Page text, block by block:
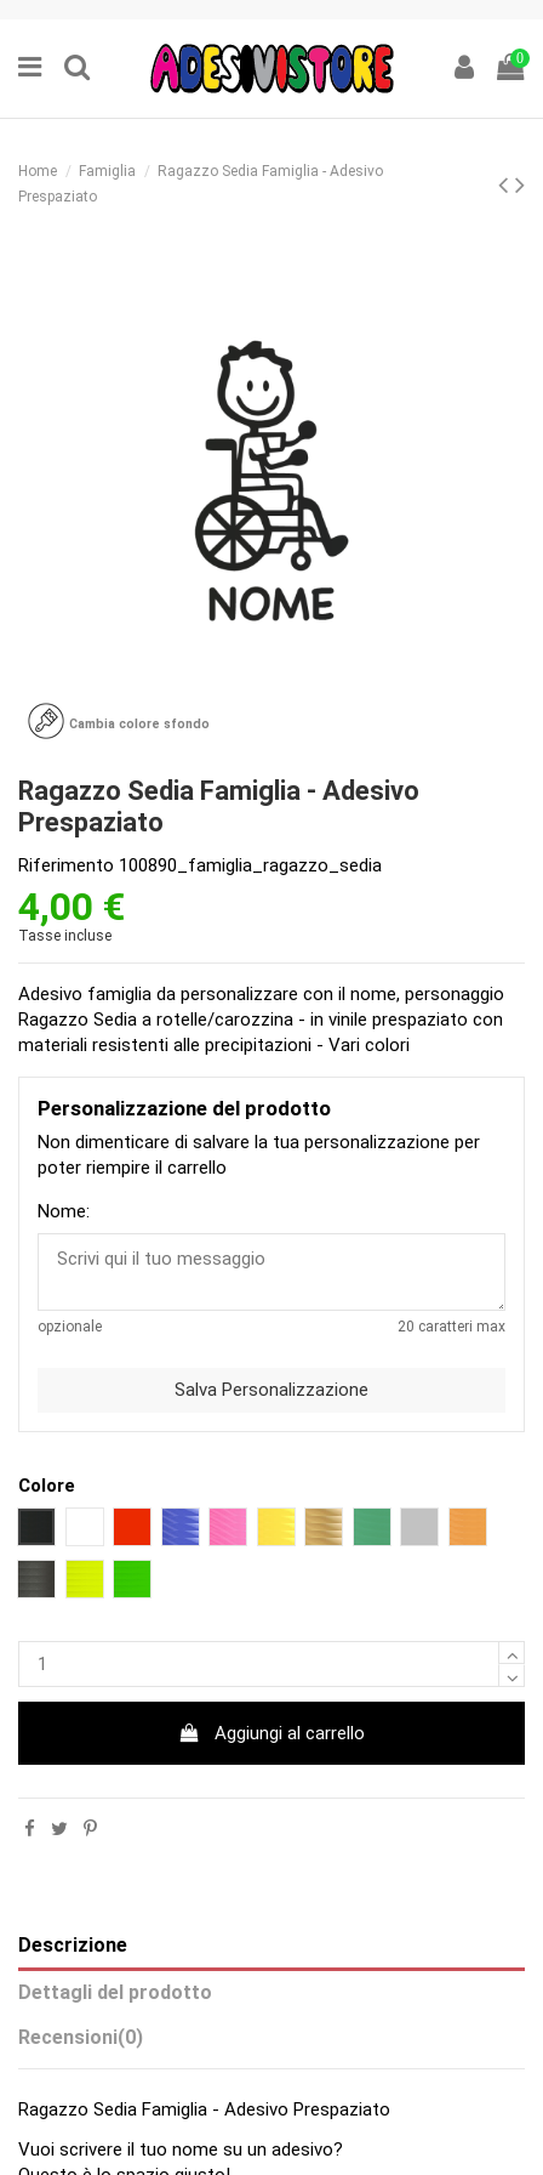
0
Home Famiglia
Ragazzo Sedia Famiglia - Adesivo
Prespaziato
Cambia colore sfondo
Ragazzo Sedia Famiglia - Adesivo
Prespaziato
Riferimento 100890_famiglia_ragazzo_sedia
4,00 €
Tasse incluse
Adesivo famiglia da personalizzare con il nome, personaggio
Ragazzo Sedia a rotelle/carozzina - in vinile prespaziato con
materiali resistenti alle precipitazioni - Vari colori
Personalizzazione del prodotto
Non dimenticare di salvare la tua personalizzazione per
poter riempire il carrello
Nome:
opzionale 20 caratteri max
Salva Personalizzazione
Colore
ROSSOBLU GIALLOORO
Aggiungi al carrello
Descrizione
Dettagli del prodotto
Recensioni(0)
Ragazzo Sedia Famiglia - Adesivo Prespaziato
Vuoi scrivere il tuo nome su un adesivo?